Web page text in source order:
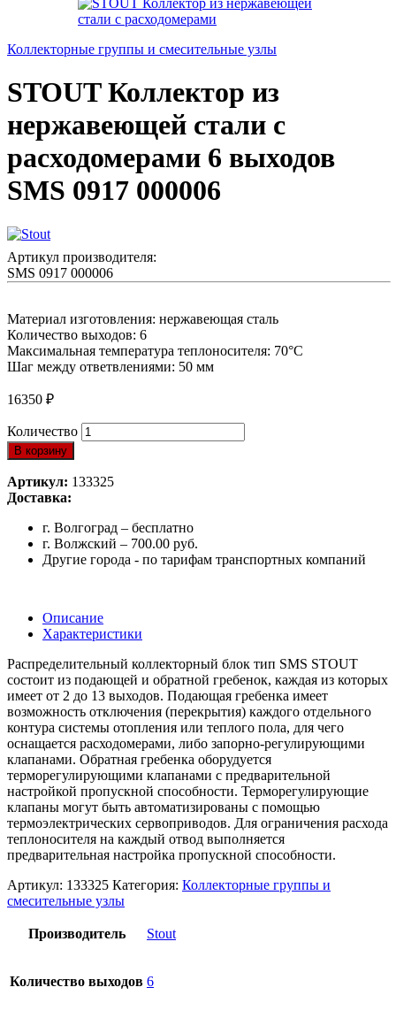
Коллекторные группы и смесительные узлы
STOUT Коллектор из
нержавеющей стали с
расходомерами 6 выходов
SMS 0917 000006
Артикул производителя:
SMS 0917 000006
Материал изготовления: нержавеющая сталь
Количество выходов: 6
Максимальная температура теплоносителя: 70°С
Шаг между ответвлениями: 50 мм
16350 ₽
Количество
В корзину
Артикул: 133325
Доставка:
г. Волгоград – бесплатно
г. Волжский – 700.00 руб.
Другие города - по тарифам транспортных компаний
Описание
Характеристики
Распределительный коллекторный блок тип SMS STOUT
состоит из подающей и обратной гребенок, каждая из которых
имеет от 2 до 13 выходов. Подающая гребенка имеет
возможность отключения (перекрытия) каждого отдельного
контура системы отопления или теплого пола, для чего
оснащается расходомерами, либо запорно-регулирующими
клапанами. Обратная гребенка оборудуется
терморегулирующими клапанами с предварительной
настройкой пропускной способности. Терморегулирующие
клапаны могут быть автоматизированы с помощью
термоэлектрических сервоприводов. Для ограничения расхода
теплоносителя на каждый отвод выполняется
предварительная настройка пропускной способности.
Артикул: 133325 Категория: Коллекторные группы и
смесительные узлы
Производитель Stout
Количество выходов 6